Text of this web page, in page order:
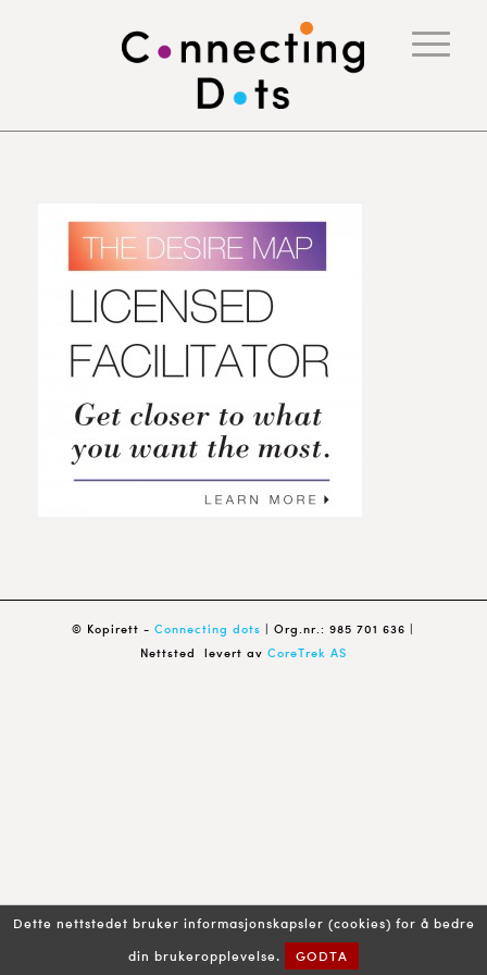
© Kopirett -Connecting dots | Org.nr.: 985 701 636 |
Nettsted levert av CoreTrek AS
Dette nettstedet bruker informasjonskapsler (cookies) for å bedre
din brukeropplevelse.
GODTA